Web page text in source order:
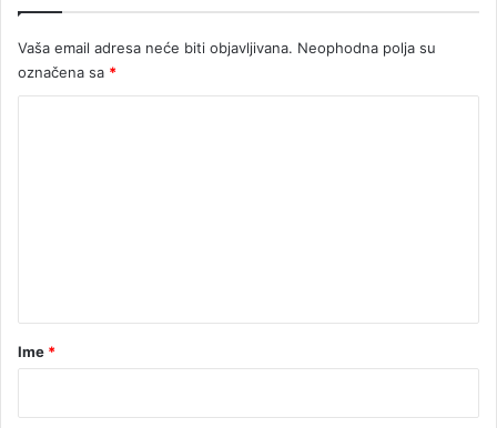
i
b
e
b
Vaša email adresa neće biti objavljivana. Neophodna polja su
označena sa *
r
Ime *